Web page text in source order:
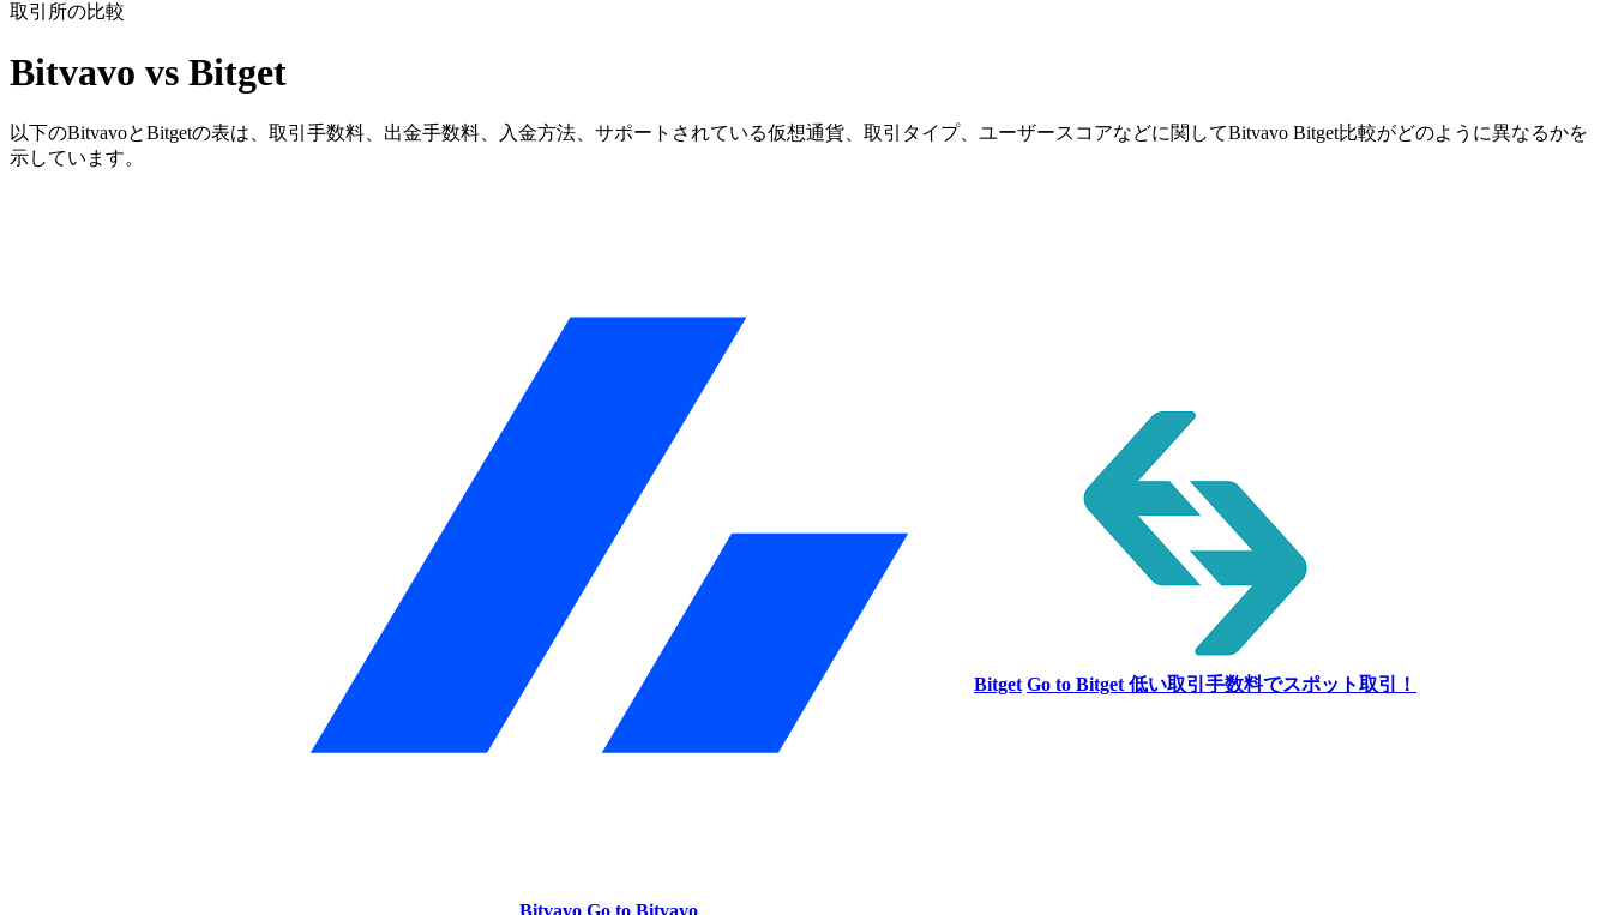
取引所の比較
Bitvavo vs Bitget
以下のBitvavoとBitgetの表は、取引手数料、出金手数料、入金方法、サポートされている仮想通貨、取引タイプ、ユーザースコアなどに関してBitvavo Bitget比較がどのように異なるかを
示しています。
Bitvavo Go to Bitvavo
Bitget Go to Bitget 低い取引手数料でスポット取引！